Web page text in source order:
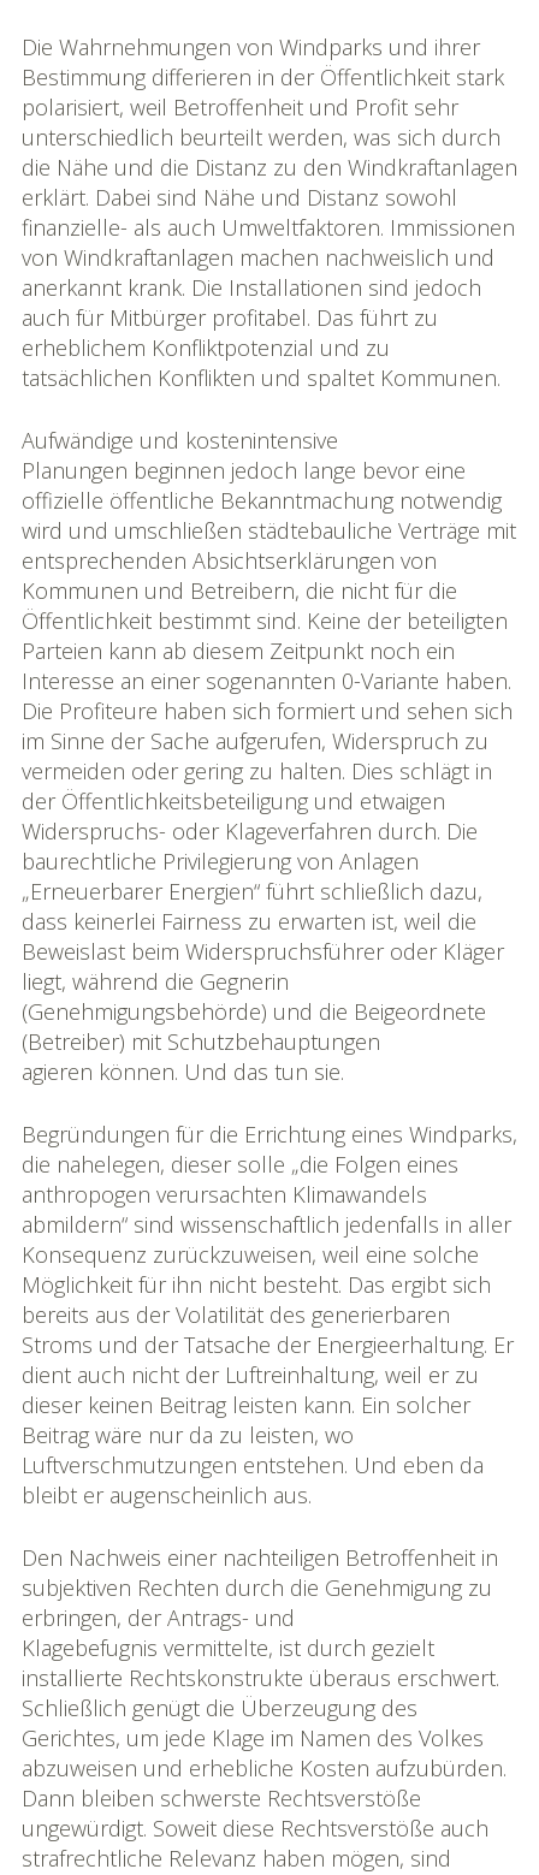
Die Wahrnehmungen von Windparks und ihrer
Bestimmung differieren in der Öffentlichkeit stark
polarisiert, weil Betroffenheit und Profit sehr
unterschiedlich beurteilt werden, was sich durch
die Nähe und die Distanz zu den Windkraftanlagen
erklärt. Dabei sind Nähe und Distanz sowohl
finanzielle- als auch Umweltfaktoren. Immissionen
von Windkraftanlagen machen nachweislich und
anerkannt krank. Die Installationen sind jedoch
auch für Mitbürger profitabel. Das führt zu
erheblichem Konfliktpotenzial und zu
tatsächlichen Konflikten und spaltet Kommunen.
Aufwändige und kostenintensive
Planungen beginnen jedoch lange bevor eine
offizielle öffentliche Bekanntmachung notwendig
wird und umschließen städtebauliche Verträge mit
entsprechenden Absichtserklärungen von
Kommunen und Betreibern, die nicht für die
Öffentlichkeit bestimmt sind. Keine der beteiligten
Parteien kann ab diesem Zeitpunkt noch ein
Interesse an einer sogenannten 0-Variante haben.
Die Profiteure haben sich formiert und sehen sich
im Sinne der Sache aufgerufen, Widerspruch zu
vermeiden oder gering zu halten. Dies schlägt in
der Öffentlichkeitsbeteiligung und etwaigen
Widerspruchs- oder Klageverfahren durch. Die
baurechtliche Privilegierung von Anlagen
„Erneuerbarer Energien“ führt schließlich dazu,
dass keinerlei Fairness zu erwarten ist, weil die
Beweislast beim Widerspruchsführer oder Kläger
liegt, während die Gegnerin
(Genehmigungsbehörde) und die Beigeordnete
(Betreiber) mit Schutzbehauptungen
agieren können. Und das tun sie.
Begründungen für die Errichtung eines Windparks,
die nahelegen, dieser solle „die Folgen eines
anthropogen verursachten Klimawandels
abmildern“ sind wissenschaftlich jedenfalls in aller
Konsequenz zurückzuweisen, weil eine solche
Möglichkeit für ihn nicht besteht. Das ergibt sich
bereits aus der Volatilität des generierbaren
Stroms und der Tatsache der Energieerhaltung. Er
dient auch nicht der Luftreinhaltung, weil er zu
dieser keinen Beitrag leisten kann. Ein solcher
Beitrag wäre nur da zu leisten, wo
Luftverschmutzungen entstehen. Und eben da
bleibt er augenscheinlich aus.
Den Nachweis einer nachteiligen Betroffenheit in
subjektiven Rechten durch die Genehmigung zu
erbringen, der Antrags- und
Klagebefugnis vermittelte, ist durch gezielt
installierte Rechtskonstrukte überaus erschwert.
Schließlich genügt die Überzeugung des
Gerichtes, um jede Klage im Namen des Volkes
abzuweisen und erhebliche Kosten aufzubürden.
Dann bleiben schwerste Rechtsverstöße
ungewürdigt. Soweit diese Rechtsverstöße auch
strafrechtliche Relevanz haben mögen, sind